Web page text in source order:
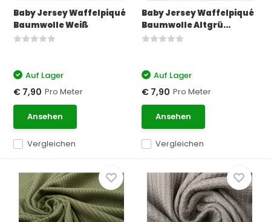
Baby Jersey Waffelpiqué
Baumwolle Weiß
Vergleichen
Auf Lager
€ 7,90 Pro Meter
Ansehen
Baby Jersey Waffelpiqué
Baumwolle Altgrü...
Vergleichen
Auf Lager
€ 7,90 Pro Meter
Ansehen